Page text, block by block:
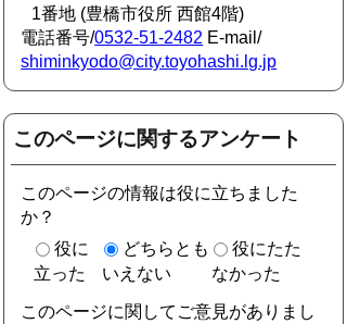
1番地 (豊橋市役所 西館4階)
電話番号/0532-51-2482 E-mail/
shiminkyodo@city.toyohashi.lg.jp
このページに関するアンケート
このページの情報は役に立ちました
か？
役に
立った
どちらとも
いえない
役にたた
なかった
このページに関してご意見がありまし